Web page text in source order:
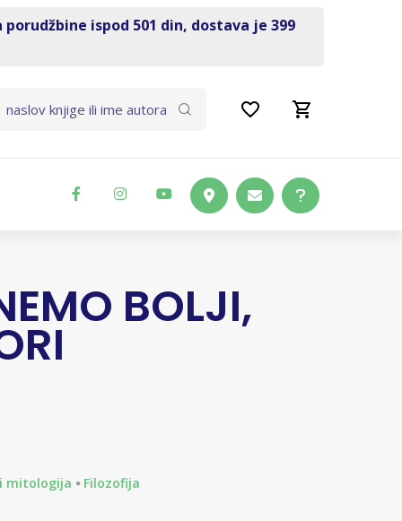
ispod 501 din, dostava je 399
BOLJI,
mitologija
Filozofija